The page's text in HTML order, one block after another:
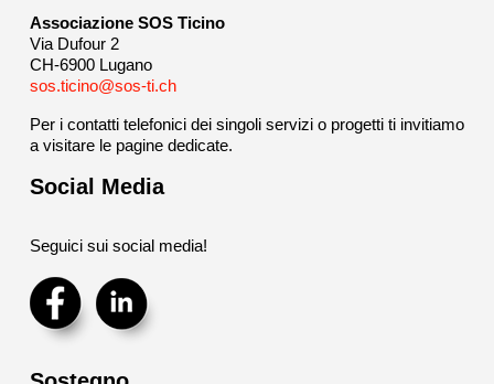
Associazione SOS Ticino
Via Dufour 2
CH-6900 Lugano
sos.ticino@sos-ti.ch
Per i contatti telefonici dei singoli servizi o progetti ti invitiamo
a visitare le pagine dedicate.
Social Media
Seguici sui social media!